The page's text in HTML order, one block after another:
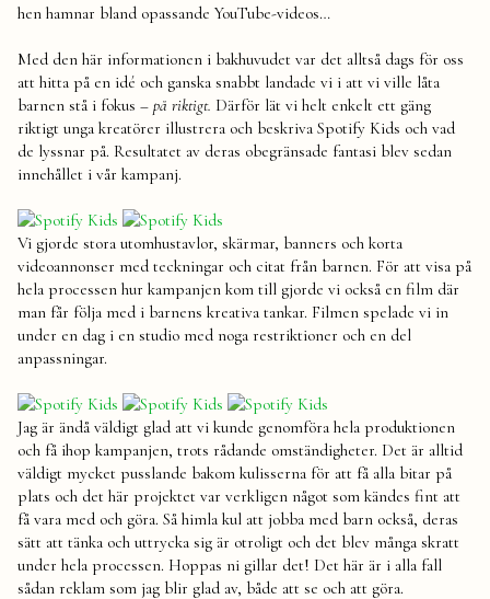
hen hamnar bland opassande YouTube-videos…
Med den här informationen i bakhuvudet var det alltså dags för oss
att hitta på en idé och ganska snabbt landade vi i att vi ville låta
barnen stå i fokus – på riktigt. Därför lät vi helt enkelt ett gäng
riktigt unga kreatörer illustrera och beskriva Spotify Kids och vad
de lyssnar på. Resultatet av deras obegränsade fantasi blev sedan
innehållet i vår kampanj.
Vi gjorde stora utomhustavlor, skärmar, banners och korta
videoannonser med teckningar och citat från barnen. För att visa på
hela processen hur kampanjen kom till gjorde vi också en film där
man får följa med i barnens kreativa tankar. Filmen spelade vi in
under en dag i en studio med noga restriktioner och en del
anpassningar.
Jag är ändå väldigt glad att vi kunde genomföra hela produktionen
och få ihop kampanjen, trots rådande omständigheter. Det är alltid
väldigt mycket pusslande bakom kulisserna för att få alla bitar på
plats och det här projektet var verkligen något som kändes fint att
få vara med och göra. Så himla kul att jobba med barn också, deras
sätt att tänka och uttrycka sig är otroligt och det blev många skratt
under hela processen. Hoppas ni gillar det! Det här är i alla fall
sådan reklam som jag blir glad av, både att se och att göra.